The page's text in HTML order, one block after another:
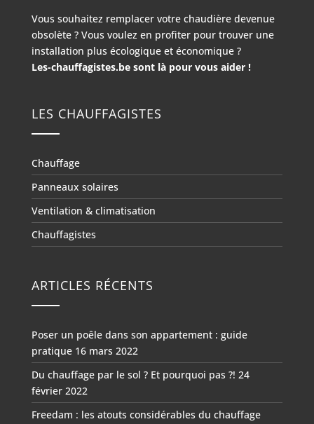
Vous souhaitez remplacer votre chaudière devenue
obsolète ? Vous voulez en profiter pour trouver une
installation plus écologique et économique ?
Les-chauffagistes.be sont là pour vous aider !
LES CHAUFFAGISTES
Chauffage
Panneaux solaires
Ventilation & climatisation
Chauffagistes
ARTICLES RÉCENTS
Poser un poêle dans son appartement : guide
pratique 16 mars 2022
Du chauffage par le sol ? Et pourquoi pas ?! 24
février 2022
Freedam : les atouts considérables du chauffage